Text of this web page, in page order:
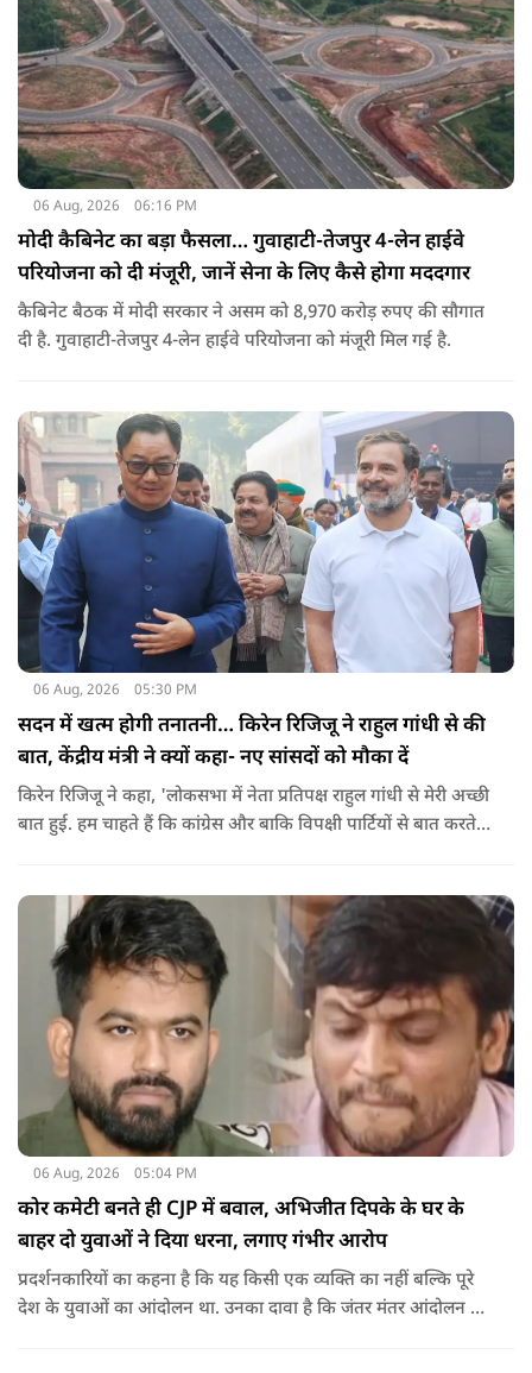
06 Aug, 2026 06:16 PM
मोदी कैबिनेट का बड़ा फैसला… गुवाहाटी-तेजपुर 4-लेन हाईवे
परियोजना को दी मंजूरी, जानें सेना के लिए कैसे होगा मददगार
कैबिनेट बैठक में मोदी सरकार ने असम को 8,970 करोड़ रुपए की सौगात
दी है. गुवाहाटी-तेजपुर 4-लेन हाईवे परियोजना को मंजूरी मिल गई है.
06 Aug, 2026 05:30 PM
सदन में खत्म होगी तनातनी… किरेन रिजिजू ने राहुल गांधी से की
बात, केंद्रीय मंत्री ने क्यों कहा- नए सांसदों को मौका दें
किरेन रिजिजू ने कहा, 'लोकसभा में नेता प्रतिपक्ष राहुल गांधी से मेरी अच्छी
बात हुई. हम चाहते हैं कि कांग्रेस और बाकि विपक्षी पार्टियों से बात करते
06 Aug, 2026 05:04 PM
कोर कमेटी बनते ही CJP में बवाल, अभिजीत दिपके के घर के
बाहर दो युवाओं ने दिया धरना, लगाए गंभीर आरोप
प्रदर्शनकारियों का कहना है कि यह किसी एक व्यक्ति का नहीं बल्कि पूरे
देश के युवाओं का आंदोलन था. उनका दावा है कि जंतर मंतर आंदोलन से